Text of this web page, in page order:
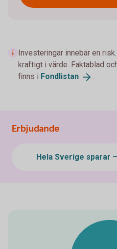
Investeringar innebär en
kraftigt i värde. Faktablad
finns i Fondlistan .
Erbjudande
Hela Sverige sparar